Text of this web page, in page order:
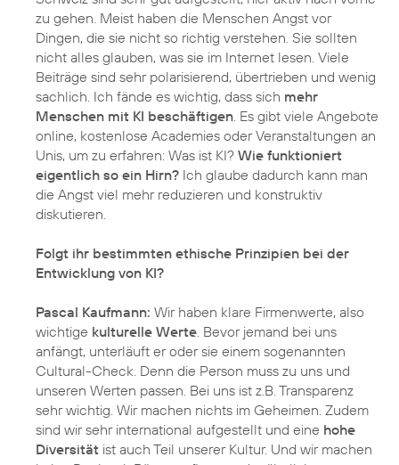
zu gehen. Meist haben die Menschen Angst vor
Dingen, die sie nicht so richtig verstehen. Sie sollten
nicht alles glauben, was sie im Internet lesen. Viele
Beiträge sind sehr polarisierend, übertrieben und wenig
sachlich. Ich fände es wichtig, dass sich mehr
Menschen mit KI beschäftigen. Es gibt viele Angebote
online, kostenlose Academies oder Veranstaltungen an
Unis, um zu erfahren: Was ist KI? Wie funktioniert
eigentlich so ein Hirn? Ich glaube dadurch kann man
die Angst viel mehr reduzieren und konstruktiv
diskutieren.
Folgt ihr bestimmten ethische Prinzipien bei der
Entwicklung von KI?
Pascal Kaufmann: Wir haben klare Firmenwerte, also
wichtige kulturelle Werte. Bevor jemand bei uns
anfängt, unterläuft er oder sie einem sogenannten
Cultural-Check. Denn die Person muss zu uns und
unseren Werten passen. Bei uns ist z.B. Transparenz
sehr wichtig. Wir machen nichts im Geheimen. Zudem
sind wir sehr international aufgestellt und eine hohe
Diversität ist auch Teil unserer Kultur. Und wir machen